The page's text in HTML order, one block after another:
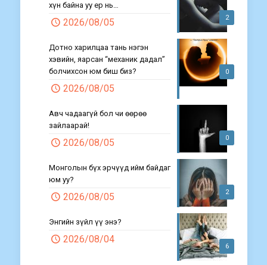
2
хүн байна уу ер нь…
2026/08/05
0
Дотно харилцаа тань нэгэн
хэвийн, яарсан “механик дадал”
болчихсон юм биш биз?
2026/08/05
0
Авч чадаагүй бол чи өөрөө
зайлаарай!
2026/08/05
2
Монголын бүх эрчүүд ийм байдаг
юм уу?
2026/08/05
6
Энгийн зүйл үү энэ?
2026/08/04